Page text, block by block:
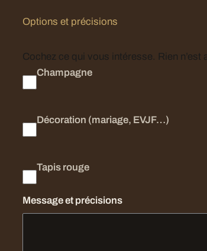
Options et précisions
Champagne
Décoration (mariage, EVJF…)
Tapis rouge
Message et précisions